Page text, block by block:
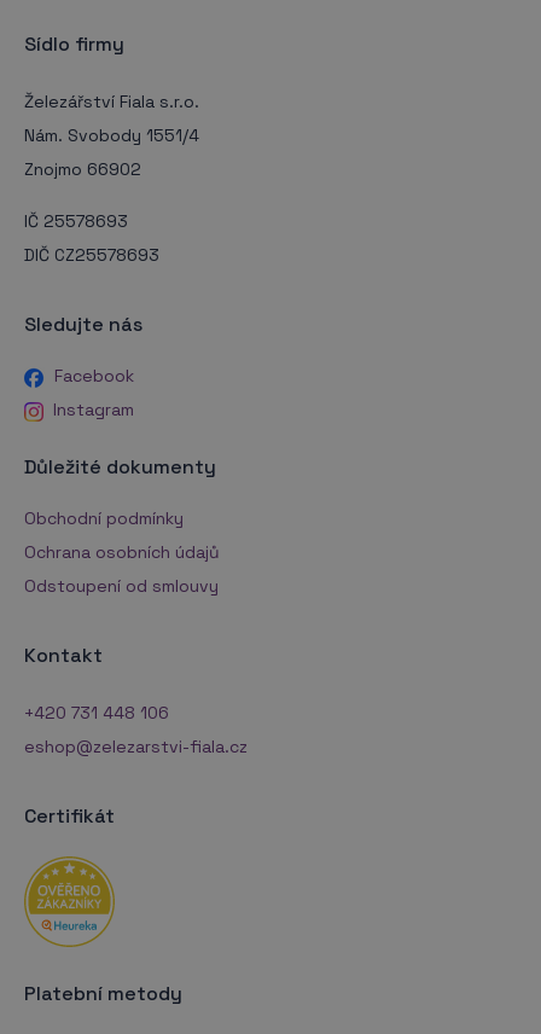
Sídlo firmy
Železářství Fiala s.r.o.
Nám. Svobody 1551/4
Znojmo 66902
IČ 25578693
DIČ CZ25578693
Sledujte nás
Facebook
Instagram
Důležité dokumenty
Obchodní podmínky
Ochrana osobních údajů
Odstoupení od smlouvy
Kontakt
+420 731 448 106
eshop@zelezarstvi-fiala.cz
Certifikát
Platební metody